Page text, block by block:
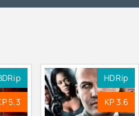
Размер: 68.42 GB
Размер: 7.33 GB
5.3
HDRip
KP 3.6